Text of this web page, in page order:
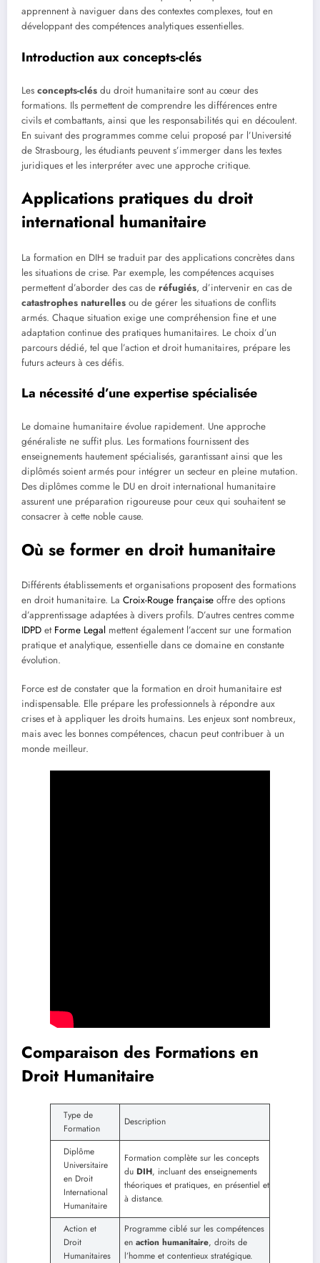
apprennent à naviguer dans des contextes complexes, tout en
développant des compétences analytiques essentielles.
Introduction aux concepts-clés
Les concepts-clés du droit humanitaire sont au cœur des
formations. Ils permettent de comprendre les différences entre
civils et combattants, ainsi que les responsabilités qui en découlent.
En suivant des programmes comme celui proposé par l’Université
de Strasbourg, les étudiants peuvent s’immerger dans les textes
juridiques et les interpréter avec une approche critique.
Applications pratiques du droit
international humanitaire
La formation en DIH se traduit par des applications concrètes dans
les situations de crise. Par exemple, les compétences acquises
permettent d’aborder des cas de réfugiés, d’intervenir en cas de
catastrophes naturelles ou de gérer les situations de conflits
armés. Chaque situation exige une compréhension fine et une
adaptation continue des pratiques humanitaires. Le choix d’un
parcours dédié, tel que l’action et droit humanitaires, prépare les
futurs acteurs à ces défis.
La nécessité d’une expertise spécialisée
Le domaine humanitaire évolue rapidement. Une approche
généraliste ne suffit plus. Les formations fournissent des
enseignements hautement spécialisés, garantissant ainsi que les
diplômés soient armés pour intégrer un secteur en pleine mutation.
Des diplômes comme le DU en droit international humanitaire
assurent une préparation rigoureuse pour ceux qui souhaitent se
consacrer à cette noble cause.
Où se former en droit humanitaire
Différents établissements et organisations proposent des formations
en droit humanitaire. La Croix-Rouge française offre des options
d’apprentissage adaptées à divers profils. D’autres centres comme
IDPD et Forme Legal mettent également l’accent sur une formation
pratique et analytique, essentielle dans ce domaine en constante
évolution.
Force est de constater que la formation en droit humanitaire est
indispensable. Elle prépare les professionnels à répondre aux
crises et à appliquer les droits humains. Les enjeux sont nombreux,
mais avec les bonnes compétences, chacun peut contribuer à un
monde meilleur.
Comparaison des Formations en
Droit Humanitaire
Type de
Formation
Description
Diplôme
Universitaire
en Droit
International
Humanitaire
Formation complète sur les concepts
du DIH, incluant des enseignements
théoriques et pratiques, en présentiel et
à distance.
Action et
Droit
Humanitaires
Programme ciblé sur les compétences
en action humanitaire, droits de
l’homme et contentieux stratégique.